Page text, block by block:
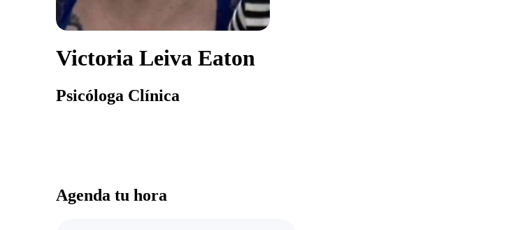
Victoria Leiva Eaton
Psicóloga Clínica
Agenda tu hora